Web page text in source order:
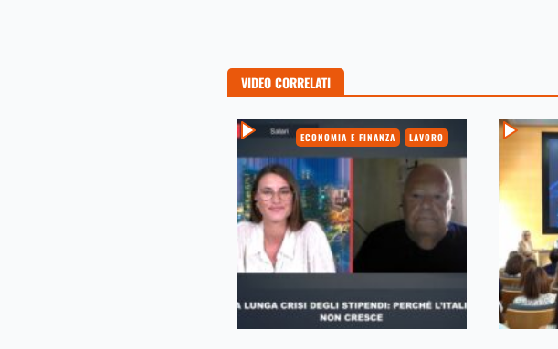
VIDEO CORRELATI
ECONOMIA E FINANZA LAVORO